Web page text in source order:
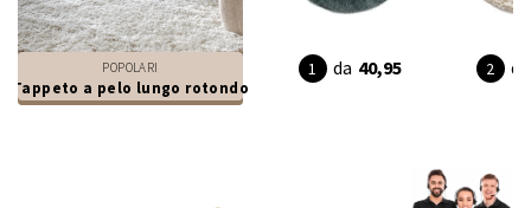
POPOLARI
Tappeto a pelo lungo rotondo
da 40,95 da